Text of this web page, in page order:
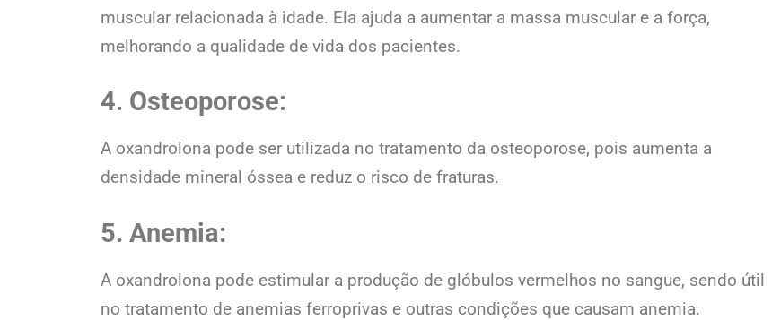
muscular relacionada à idade. Ela ajuda a aumentar a massa muscular e a força,
melhorando a qualidade de vida dos pacientes.
4. Osteoporose:
A oxandrolona pode ser utilizada no tratamento da osteoporose, pois aumenta a
densidade mineral óssea e reduz o risco de fraturas.
5. Anemia:
A oxandrolona pode estimular a produção de glóbulos vermelhos no sangue, sendo útil
no tratamento de anemias ferroprivas e outras condições que causam anemia.